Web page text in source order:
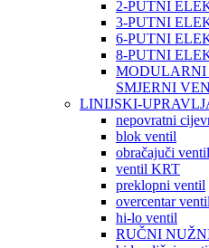
2-PUTNI
3-PUTNI
6-PUTNI
8-PUTNI
MODULARNI
SMJERNI
LINIJSKI-
nepovratni
blok ventil
obračajuči ventil
ventil KRT
preklopni ventil
overcentar ventil
hi-lo ventil
RUČNI